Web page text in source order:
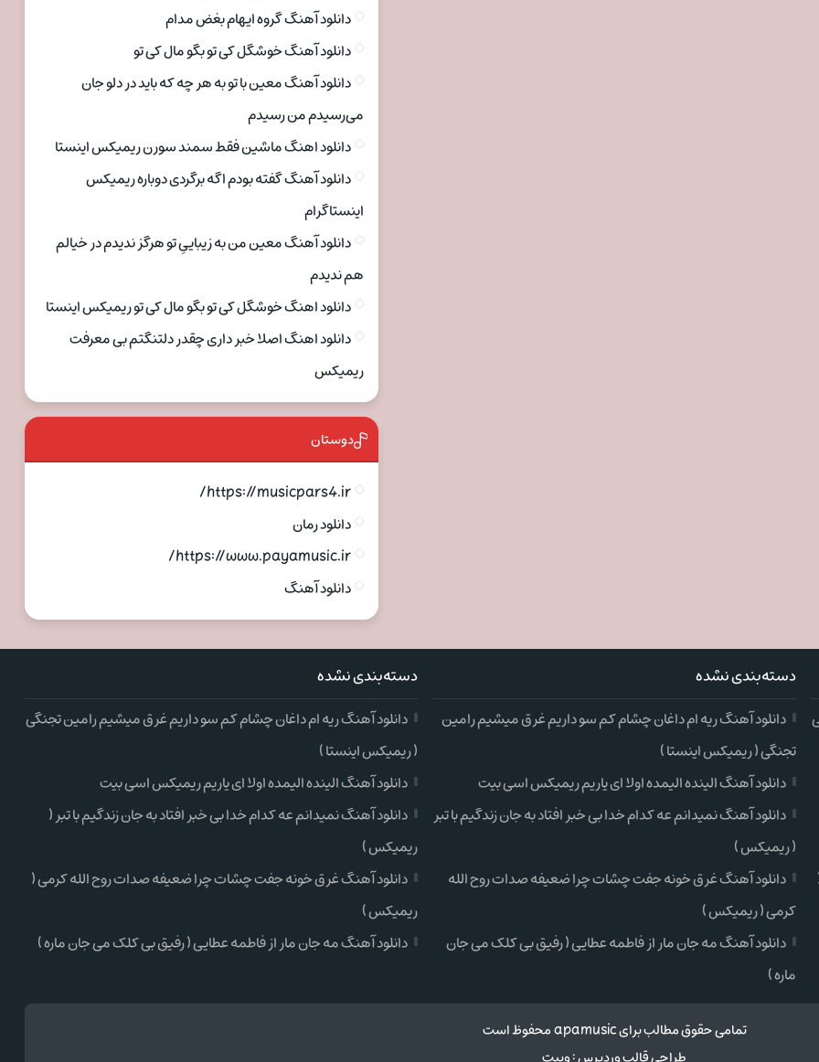
دانلود آهنگ گروه ایهام بغض مدام
دانلود آهنگ خوشگل کی تو بگو مال کی تو
دانلود آهنگ معین با تو به هر چه که باید در دلو جان
می‌رسیدم من رسیدم
دانلود اهنگ ماشین فقط سمند سورن ریمیکس اینستا
دانلود آهنگ گفته بودم اگه برگردی دوباره ریمیکس
اینستاگرام
دانلود آهنگ معین من به زیباییِ تو هرگز ندیدم در خیالم
هم ندیدم
دانلود اهنگ خوشگل کی تو بگو مال کی تو ریمیکس اینستا
دانلود اهنگ اصلا خبر داری چقدر دلتنگتم بی معرفت
ریمیکس
دوستان
https://musicpars4.ir/
دانلود رمان
https://www.payamusic.ir/
دانلود آهنگ
دسته‌بندی نشده
دانلود آهنگ ریه ام داغان چشام کم سو داریم غرق میشیم رامین
تجنگی ( ریمیکس اینستا )
دانلود آهنگ الینده الیمده اولا ای یاریم ریمیکس اسی بیت
دانلود آهنگ نمیدانم عه کدام خدا بی خبر افتاد به جان زندگیم با تبر
( ریمیکس )
دانلود آهنگ غرق خونه جفت چشات چرا ضعیفه صدات روح الله
کرمی ( ریمیکس )
دانلود آهنگ مه جان مار از فاطمه عطایی ( رفیق بی کلک می جان
ماره )
دسته‌بندی نشده
دانلود آهنگ ریه ام داغان چشام کم سو داریم غرق میشیم رامین تجنگی
( ریمیکس اینستا )
دانلود آهنگ الینده الیمده اولا ای یاریم ریمیکس اسی بیت
دانلود آهنگ نمیدانم عه کدام خدا بی خبر افتاد به جان زندگیم با تبر (
ریمیکس )
دانلود آهنگ غرق خونه جفت چشات چرا ضعیفه صدات روح الله کرمی (
ریمیکس )
دانلود آهنگ مه جان مار از فاطمه عطایی ( رفیق بی کلک می جان ماره )
تمامی حقوق مطالب برای apamusic محفوظ است
طراحی قالب وردپرس:وبیت